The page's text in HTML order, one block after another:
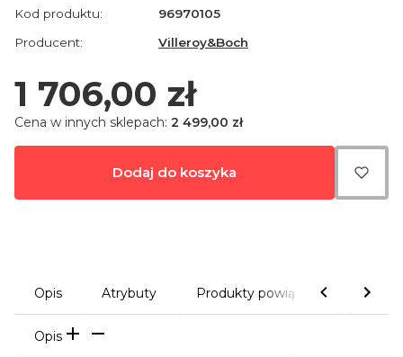
Kod produktu:
96970105
Producent:
Villeroy&Boch
Cena
1 706,00 zł
Cena w innych sklepach: 2 499,00 zł
Dodaj do koszyka
Opis Atrybuty Produkty powiązane
Opis